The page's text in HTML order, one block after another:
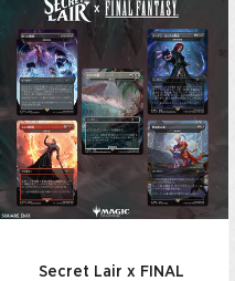
Secret Lair x FINAL